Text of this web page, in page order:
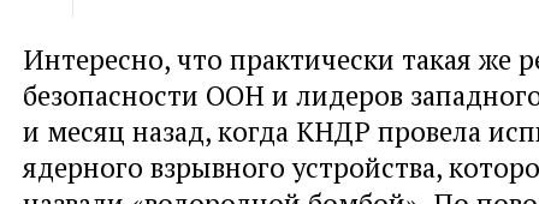
Интересно, что практически такая же
безопасности ООН и лидеров
и месяц назад, когда КНДР провела
ядерного взрывного устройства,